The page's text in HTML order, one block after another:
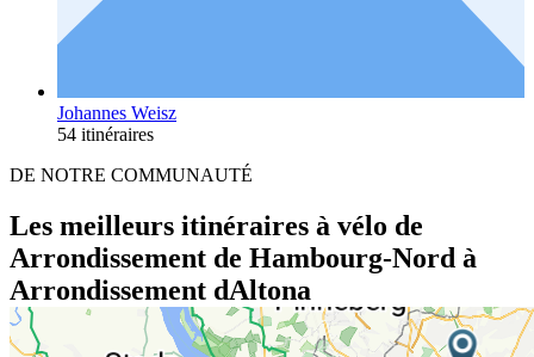
Johannes Weisz
54 itinéraires
DE NOTRE COMMUNAUTÉ
Les meilleurs itinéraires à vélo de
Arrondissement de Hambourg-Nord à
Arrondissement dAltona